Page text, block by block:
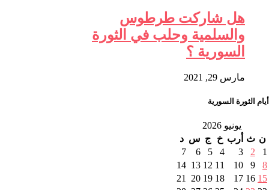
هل شاركت طرطوس
والسلمية وحلب في الثورة
السورية ؟
مارس 29, 2021
أيام الثورة السورية
يونيو 2026
ن ث أرب خ ج س د
1
2
3
4
5
6
7
8
9
10
11
12
13
14
15
16
17
18
19
20
21